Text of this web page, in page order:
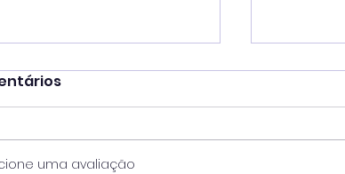
uma avaliação